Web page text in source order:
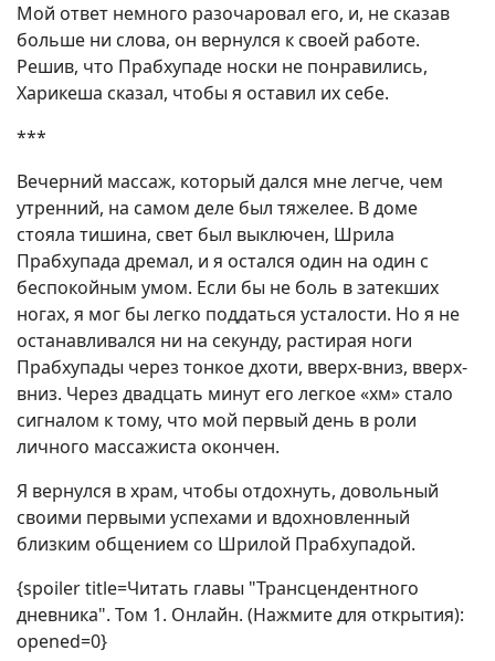
Мой ответ немного разочаровал его, и, не сказав
больше ни слова, он вернулся к своей работе.
Решив, что Прабхупаде носки не понравились,
Харикеша сказал, чтобы я оставил их себе.
***
Вечерний массаж, который дался мне легче, чем
утренний, на самом деле был тяжелее. В доме
стояла тишина, свет был выключен, Шрила
Прабхупада дремал, и я остался один на один с
беспокойным умом. Если бы не боль в затекших
ногах, я мог бы легко поддаться усталости. Но я не
останавливался ни на секунду, растирая ноги
Прабхупады через тонкое дхоти, вверх-вниз, вверх-
вниз. Через двадцать минут его легкое «хм» стало
сигналом к тому, что мой первый день в роли
личного массажиста окончен.
Я вернулся в храм, чтобы отдохнуть, довольный
своими первыми успехами и вдохновленный
близким общением со Шрилой Прабхупадой.
{spoiler title=Читать главы "Трансцендентного
дневника". Том 1. Онлайн. (Нажмите для открытия):
opened=0}